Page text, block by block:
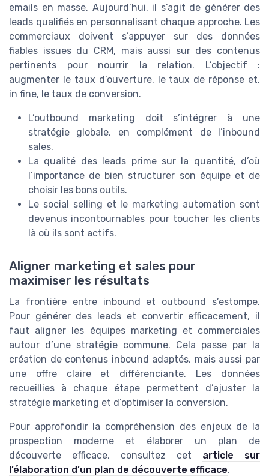
emails en masse. Aujourd’hui, il s’agit de générer des
leads qualifiés en personnalisant chaque approche. Les
commerciaux doivent s’appuyer sur des données
fiables issues du CRM, mais aussi sur des contenus
pertinents pour nourrir la relation. L’objectif :
augmenter le taux d’ouverture, le taux de réponse et,
in fine, le taux de conversion.
L’outbound marketing doit s’intégrer à une
stratégie globale, en complément de l’inbound
sales.
La qualité des leads prime sur la quantité, d’où
l’importance de bien structurer son équipe et de
choisir les bons outils.
Le social selling et le marketing automation sont
devenus incontournables pour toucher les clients
là où ils sont actifs.
Aligner marketing et sales pour
maximiser les résultats
La frontière entre inbound et outbound s’estompe.
Pour générer des leads et convertir efficacement, il
faut aligner les équipes marketing et commerciales
autour d’une stratégie commune. Cela passe par la
création de contenus inbound adaptés, mais aussi par
une offre claire et différenciante. Les données
recueillies à chaque étape permettent d’ajuster la
stratégie marketing et d’optimiser la conversion.
Pour approfondir la compréhension des enjeux de la
prospection moderne et élaborer un plan de
découverte efficace, consultez cet article sur
l’élaboration d’un plan de découverte efficace.